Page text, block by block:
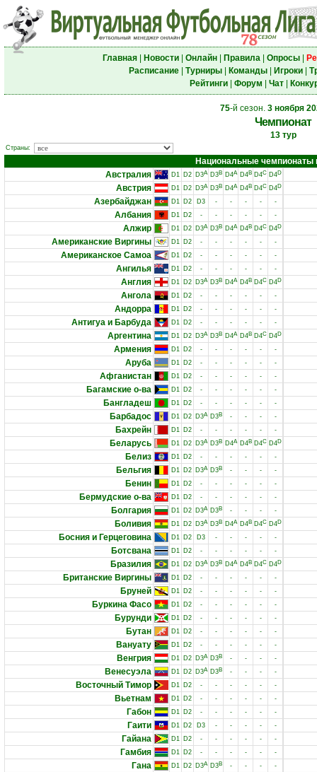
Главная| Новости| Онлайн| Правила| Опросы|
Расписание| Турниры| Команды| Игроки|
Рейтинги| Форум Чат|
75-й сезон. 3 ноября
Чемпионат
13 тур
Страны:
Национальные чемпионаты
Австралия
D1 D2 D3A D3B D4A D4B D4C D4D
Австрия D1 D2 D3A D3B D4A D4B D4C D4D
Азербайджан D1 D2 D3 - - - - -
Албания D1 D2 - - - - - -
Алжир D1 D2 D3A D3B D4A D4B D4C D4D
Американские Виргины D1 D2 - - - - - -
Американское Самоа D1 D2 - - - - - -
Ангилья D1 D2 - - - - - -
Англия D1 D2 D3A D3B D4A D4B D4C D4D
Ангола D1 D2 - - - - - -
Андорра D1 D2 - - - - - -
Антигуа и Барбуда D1 D2 - - - - - -
Аргентина D1 D2 D3A D3B D4A D4B D4C D4D
Армения D1 D2 - - - - - -
Аруба D1 D2 - - - - - -
Афганистан D1 D2 - - - - - -
Багамские о-ва D1 D2 - - - - - -
Бангладеш D1 D2 - - - - - -
Барбадос D1 D2 D3A D3B - - - -
Бахрейн D1 D2 - - - - - -
Беларусь D1 D2 D3A D3B D4A D4B D4C D4D
Белиз D1 D2 - - - - - -
Бельгия D1 D2 D3A D3B - - - -
Бенин D1 D2 - - - - - -
Бермудские о-ва D1 D2 - - - - - -
Болгария D1 D2 D3A D3B - - - -
Боливия D1 D2 D3A D3B D4A D4B D4C D4D
Босния и Герцеговина D1 D2 D3 - - - - -
Ботсвана D1 D2 - - - - - -
Бразилия D1 D2 D3A D3B D4A D4B D4C D4D
Британские Виргины D1 D2 - - - - - -
Бруней D1 D2 - - - - - -
Буркина Фасо D1 D2 - - - - - -
Бурунди D1 D2 - - - - - -
Бутан D1 D2 - - - - - -
Вануату D1 D2 - - - - - -
Венгрия D1 D2 D3A D3B - - - -
Венесуэла D1 D2 D3A D3B - - - -
Восточный Тимор D1 D2 - - - - - -
Вьетнам D1 D2 - - - - - -
Габон D1 D2 - - - - - -
Гаити D1 D2 D3 - - - - -
Гайана D1 D2 - - - - - -
Гамбия D1 D2 - - - - - -
Гана D1 D2 D3A D3B - - - -